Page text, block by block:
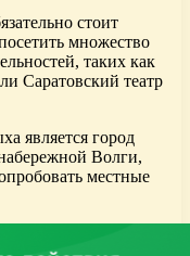
стоит
множество
таких как
Саратовский театр
является город
Волги,
местные